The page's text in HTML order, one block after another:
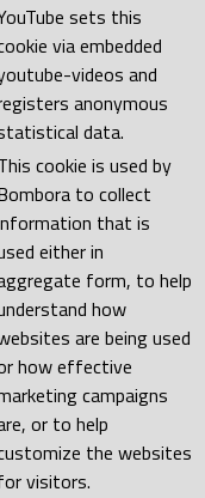
sets this
via embedded
videos and
anonymous
data.
cookie is used by
to collect
that is
either in
form, to help
how
are being used
how effective
campaigns
or to help
the websites
visitors.